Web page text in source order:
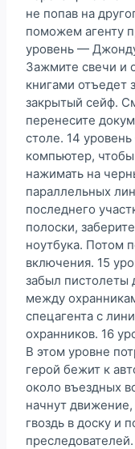
не попав на
поможем агенту
уровень —
Зажмите свечи и
книгами отъедет
закрытый сейф.
перенесите
столе. 14
компьютер,
нажимать на
параллельных
последнего
полоски,
ноутбука. Потом
включения. 15
забыл пистолеты
между
спецагента с
охранников. 16
В этом уровне
герой бежит к
около въездных
начнут
гвоздь в доску и